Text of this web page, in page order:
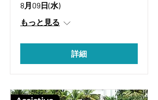
8月09日(水)
もっと見る
詳細